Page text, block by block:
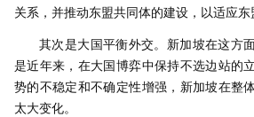
关系，并推动东盟共同体的建设，以适应东
其次是大国平衡外交。新加坡在这方
是近年来，在大国博弈中保持不选边站的
势的不稳定和不确定性增强，新加坡在整
太大变化。